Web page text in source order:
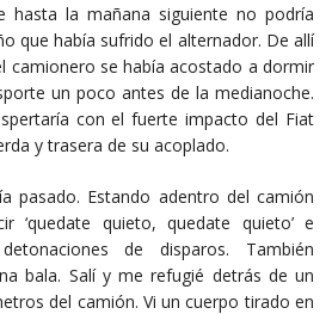
hasta la mañana siguiente no podría
que había sufrido el alternador. De allí
camionero se había acostado a dormir
un poco antes de la medianoche.
con el fuerte impacto del Fiat
y trasera de su acoplado.
pasado. Estando adentro del camión
‘quedate quieto, quedate quieto’ e
de disparos. También
bala. Salí y me refugié detrás de un
del camión. Vi un cuerpo tirado en